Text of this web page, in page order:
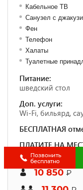
Кабельное ТВ
Санузел с джакузи
Фен
Телефон
Халаты
Туалетные
Питание:
шведский стол
Доп. услуги:
Wi-Fi, бильярд,
БЕСПЛАТНАЯ
ПЛАТИТЕ НА
10 850 ₽
Позвонить
бесплатно